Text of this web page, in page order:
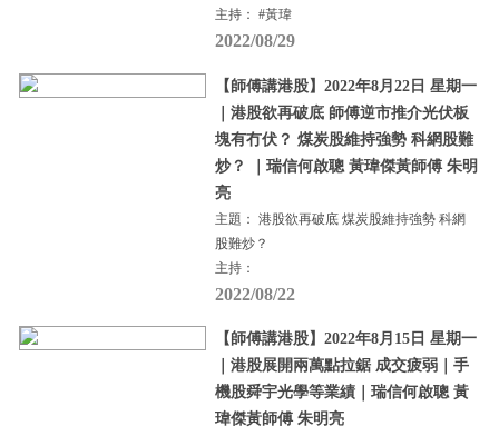
主持： #黃瑋
2022/08/29
【師傅講港股】2022年8月22日 星期一
｜港股欲再破底 師傅逆市推介光伏板
塊有冇伏？ 煤炭股維持強勢 科網股難
炒？ ｜瑞信何啟聰 黃瑋傑黃師傅 朱明
亮
主題： 港股欲再破底 煤炭股維持強勢 科網
股難炒？
主持：
2022/08/22
【師傅講港股】2022年8月15日 星期一
｜港股展開兩萬點拉鋸 成交疲弱｜手
機股舜宇光學等業績｜瑞信何啟聰 黃
瑋傑黃師傅 朱明亮